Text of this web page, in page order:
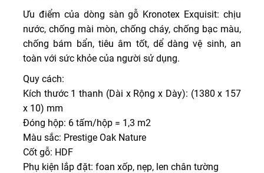
Ưu điểm của dòng sàn gỗ Kronotex Exquisit: chịu
nước, chống mài mòn, chống cháy, chống bạc màu,
chống bám bẩn, tiêu âm tốt, dể dàng vệ sinh, an
toàn với sức khỏe của người sử dụng.
Quy cách:
Kích thước 1 thanh (Dài x Rộng x Dày): (1380 x 157
x 10) mm
Đóng hộp: 6 tấm/hộp = 1,3 m2
Màu sắc: Prestige Oak Nature
Cốt gỗ: HDF
Phụ kiện lắp đặt: foan xốp, nẹp, len chân tường